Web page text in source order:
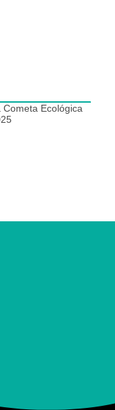
Cometa Ecológica